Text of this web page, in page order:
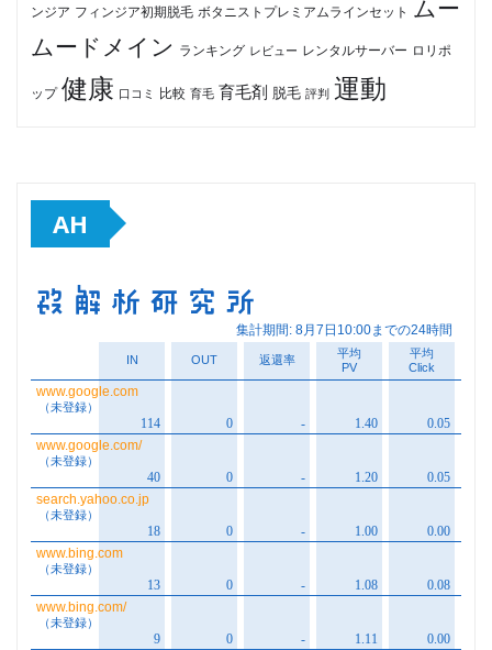
ンジア フィンジア初期脱毛 ボタニストプレミアムラインセット ムー
ムードメイン ランキング レビュー レンタルサーバー ロリポ
ップ 健康 口コミ 比較 育毛 育毛剤 脱毛 評判 運動
AH